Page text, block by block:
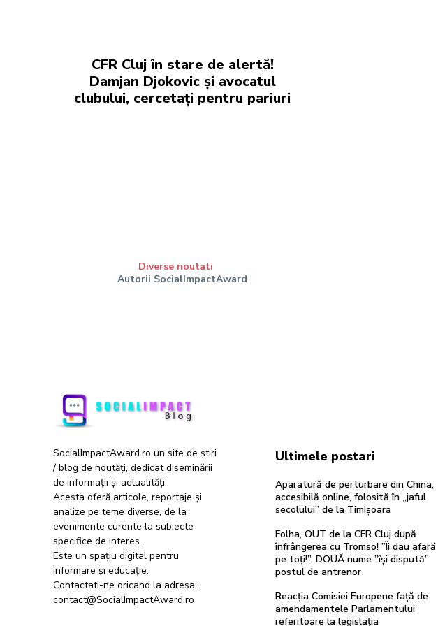
CFR Cluj în stare de alertă!
Damjan Djokovic și avocatul
clubului, cercetați pentru pariuri
Diverse noutati
Autorii SocialImpactAward
SocialImpactAward.ro un site de știri
/ blog de noutăți, dedicat diseminării
de informații și actualități.
Acesta oferă articole, reportaje și
analize pe teme diverse, de la
evenimente curente la subiecte
specifice de interes.
Este un spațiu digital pentru
informare și educație.
Contactati-ne oricand la adresa:
contact@SocialImpactAward.ro
Ultimele postari
Aparatură de perturbare din China,
accesibilă online, folosită în „jaful
secolului” de la Timișoara
Folha, OUT de la CFR Cluj după
înfrângerea cu Tromso! ”Îi dau afară
pe toți!”. DOUĂ nume ”își dispută”
postul de antrenor
Reacția Comisiei Europene față de
amendamentele Parlamentului
referitoare la legislația